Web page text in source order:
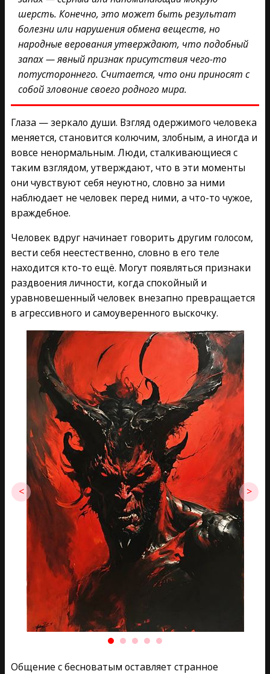
шерсть. Конечно, это может быть результат
болезни или нарушения обмена веществ, но
народные верования утверждают, что подобный
запах — явный признак присутствия чего-то
потустороннего. Считается, что они приносят с
собой зловоние своего родного мира.
Глаза — зеркало души. Взгляд одержимого человека
меняется, становится колючим, злобным, а иногда и
вовсе ненормальным. Люди, сталкивающиеся с
таким взглядом, утверждают, что в эти моменты
они чувствуют себя неуютно, словно за ними
наблюдает не человек перед ними, а что-то чужое,
враждебное.
Человек вдруг начинает говорить другим голосом,
вести себя неестественно, словно в его теле
находится кто-то ещё. Могут появляться признаки
раздвоения личности, когда спокойный и
уравновешенный человек внезапно превращается
в агрессивного и самоуверенного выскочку.
< >
Общение с бесноватым оставляет странное